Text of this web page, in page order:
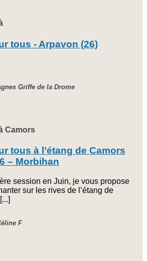
tous - Arpavon (26)
Griffe de la Drome
Camors
tous à l’étang de Camors
– Morbihan
session en Juin, je vous propose
sur les rives de l’étang de
F